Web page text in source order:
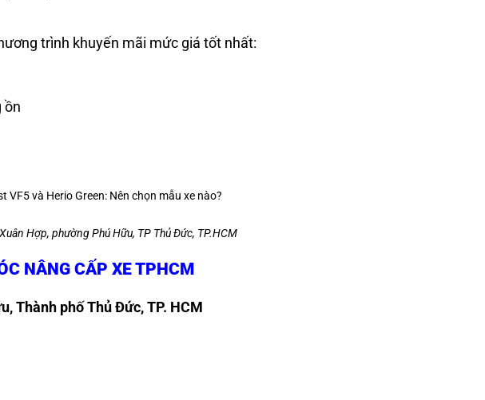
trình khuyến mãi mức giá tốt nhất:
ồn
Hợp, phường Phú Hữu, TP Thủ Đức, TP.HCM
NÂNG CẤP XE TPHCM
Thành phố Thủ Đức, TP. HCM